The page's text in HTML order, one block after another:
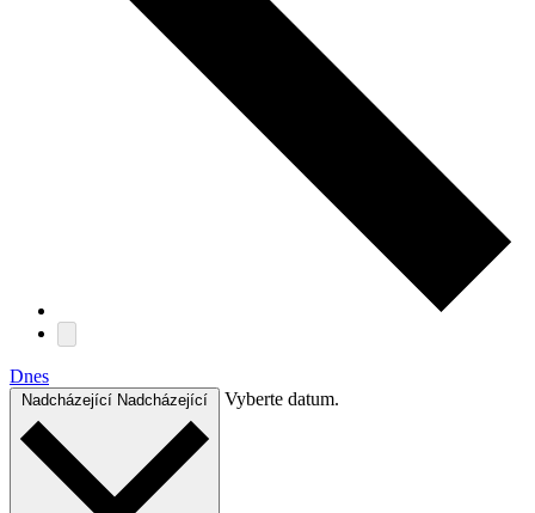
Dnes
Nadcházející Nadcházející Vyberte datum.